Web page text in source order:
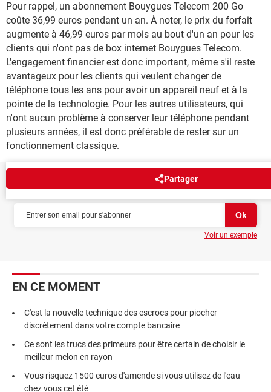
Pour rappel, un abonnement Bouygues Telecom 200 Go
coûte 36,99 euros pendant un an. À noter, le prix du forfait
augmente à 46,99 euros par mois au bout d'un an pour les
clients qui n'ont pas de box internet Bouygues Telecom.
L'engagement financier est donc important, même s'il reste
avantageux pour les clients qui veulent changer de
téléphone tous les ans pour avoir un appareil neuf et à la
pointe de la technologie. Pour les autres utilisateurs, qui
n'ont aucun problème à conserver leur téléphone pendant
plusieurs années, il est donc préférable de rester sur un
fonctionnement classique.
Partager
NEWSLETTER
Voir un exemple
EN CE MOMENT
C'est la nouvelle technique des escrocs pour piocher
discrètement dans votre compte bancaire
Ce sont les trucs des primeurs pour être certain de choisir le
meilleur melon en rayon
Vous risquez 1500 euros d'amende si vous utilisez de l'eau
chez vous cet été